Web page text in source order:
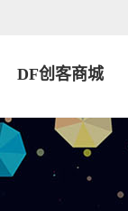
DF创客商城